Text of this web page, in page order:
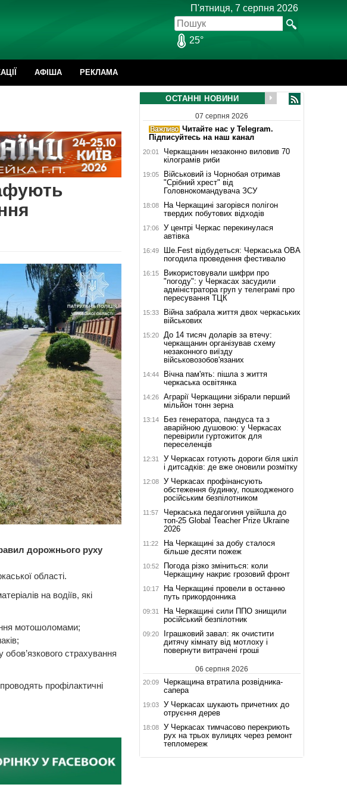
П'ятниця, 7 серпня 2026
25°
АФІША РЕКЛАМА
дорожнього руху
області.
на водіїв, які
мотошоломами;
страхування
профілактичні
ОСТАННІ НОВИНИ
07 серпня 2026
Читайте нас у Telegram.
Підписуйтесь на наш канал
20:01
Черкащанин незаконно виловив 70
кілограмів риби
19:05
Військовий із Чорнобая отримав
"Срібний хрест" від
Головнокомандувача ЗСУ
18:08
На Черкащині загорівся полігон
твердих побутових відходів
17:06
У центрі Черкас перекинулася
автівка
16:49
Ше.Fest відбудеться: Черкаська ОВА
погодила проведення фестивалю
16:15
Використовували шифри про
"погоду": у Черкасах засудили
адміністратора груп у телеграмі про
пересування ТЦК
15:33
Війна забрала життя двох черкаських
військових
15:20
До 14 тисяч доларів за втечу:
черкащанин організував схему
незаконного виїзду
військовозобов'язаних
14:44
Вічна пам'ять: пішла з життя
черкаська освітянка
14:26
Аграрії Черкащини зібрали перший
мільйон тонн зерна
13:14
Без генератора, пандуса та з
аварійною душовою: у Черкасах
перевірили гуртожиток для
переселенців
12:31
У Черкасах готують дороги біля шкіл
і дитсадків: де вже оновили розмітку
12:08
У Черкасах профінансують
обстеження будинку, пошкодженого
російським безпілотником
11:57
Черкаська педагогиня увійшла до
топ-25 Global Teacher Prize Ukraine
2026
11:22
На Черкащині за добу сталося
більше десяти пожеж
10:52
Погода різко зміниться: коли
Черкащину накриє грозовий фронт
10:17
На Черкащині провели в останню
путь прикордонника
09:31
На Черкащині сили ППО знищили
російський безпілотник
09:20
Іграшковий завал: як очистити
дитячу кімнату від мотлоху і
повернути витрачені гроші
06 серпня 2026
20:09
Черкащина втратила розвідника-
сапера
19:03
У Черкасах шукають причетних до
отруєння дерев
18:08
У Черкасах тимчасово перекриють
рух на трьох вулицях через ремонт
тепломереж